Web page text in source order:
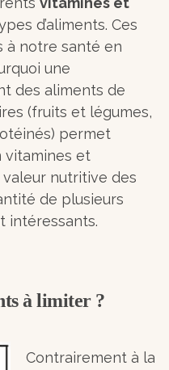
d’aliments. Ces
à notre santé en
une
des aliments de
(fruits et légumes,
permet
vitamines et
nutritive des
de plusieurs
intéressants.
à limiter ?
Contrairement à la